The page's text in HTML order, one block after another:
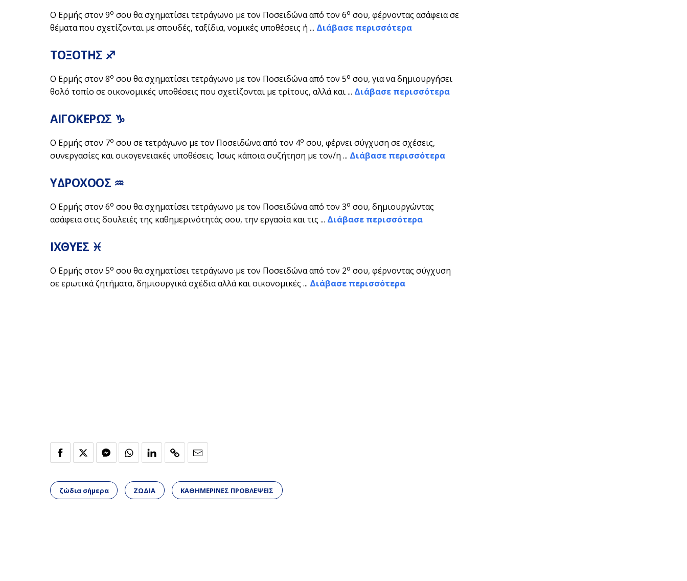
Ο Ερμής στον 9ο σου θα σχηματίσει τετράγωνο με τον Ποσειδώνα από τον 6ο σου, φέρνοντας ασάφεια σε
θέματα που σχετίζονται με σπουδές, ταξίδια, νομικές υποθέσεις ή ... Διάβασε περισσότερα
ΤΟΞΟΤΗΣ ♐
Ο Ερμής στον 8ο σου θα σχηματίσει τετράγωνο με τον Ποσειδώνα από τον 5ο σου, για να δημιουργήσει
θολό τοπίο σε οικονομικές υποθέσεις που σχετίζονται με τρίτους, αλλά και ... Διάβασε περισσότερα
ΑΙΓΟΚΕΡΩΣ ♑
Ο Ερμής στον 7ο σου σε τετράγωνο με τον Ποσειδώνα από τον 4ο σου, φέρνει σύγχυση σε σχέσεις,
συνεργασίες και οικογενειακές υποθέσεις. Ίσως κάποια συζήτηση με τον/η ... Διάβασε περισσότερα
ΥΔΡΟΧΟΟΣ ♒
Ο Ερμής στον 6ο σου θα σχηματίσει τετράγωνο με τον Ποσειδώνα από τον 3ο σου, δημιουργώντας
ασάφεια στις δουλειές της καθημερινότητάς σου, την εργασία και τις ... Διάβασε περισσότερα
ΙΧΘΥΕΣ ♓
Ο Ερμής στον 5ο σου θα σχηματίσει τετράγωνο με τον Ποσειδώνα από τον 2ο σου, φέρνοντας σύγχυση
σε ερωτικά ζητήματα, δημιουργικά σχέδια αλλά και οικονομικές ... Διάβασε περισσότερα
ζώδια σήμερα ΖΩΔΙΑ ΚΑΘΗΜΕΡΙΝΕΣ ΠΡΟΒΛΕΨΕΙΣ